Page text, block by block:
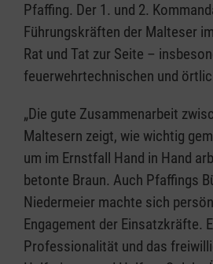
Pfaffing. Der 1. und 2.
Führungskräften der Malteser
Rat und Tat zur Seite –
feuerwehrtechnischen und
„Die gute Zusammenarbeit
Maltesern zeigt, wie wichtig
um im Ernstfall Hand in Hand
betonte Braun. Auch Pfaffings
Niedermeier machte sich
Engagement der Einsatzkräfte.
Professionalität und das